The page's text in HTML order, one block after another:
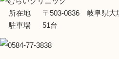
所在地
〒503-0836 岐阜県大
駐車場
51台